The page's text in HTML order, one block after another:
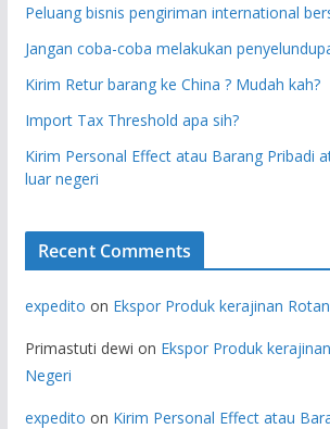
Peluang bisnis pengiriman international
Jangan coba-coba melakukan
Kirim Retur barang ke China ? Mudah kah?
Import Tax Threshold apa sih?
Kirim Personal Effect atau Barang Pribadi
luar negeri
Recent Comments
expedito on Ekspor Produk kerajinan
Primastuti dewi on Ekspor Produk
Negeri
expedito on Kirim Personal Effect atau